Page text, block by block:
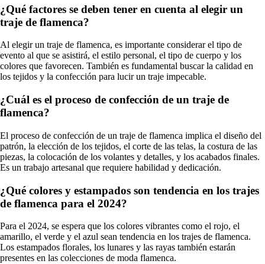
¿Qué factores se deben tener en cuenta al elegir un
traje de flamenca?
Al elegir un traje de flamenca, es importante considerar el tipo de
evento al que se asistirá, el estilo personal, el tipo de cuerpo y los
colores que favorecen. También es fundamental buscar la calidad en
los tejidos y la confección para lucir un traje impecable.
¿Cuál es el proceso de confección de un traje de
flamenca?
El proceso de confección de un traje de flamenca implica el diseño del
patrón, la elección de los tejidos, el corte de las telas, la costura de las
piezas, la colocación de los volantes y detalles, y los acabados finales.
Es un trabajo artesanal que requiere habilidad y dedicación.
¿Qué colores y estampados son tendencia en los trajes
de flamenca para el 2024?
Para el 2024, se espera que los colores vibrantes como el rojo, el
amarillo, el verde y el azul sean tendencia en los trajes de flamenca.
Los estampados florales, los lunares y las rayas también estarán
presentes en las colecciones de moda flamenca.